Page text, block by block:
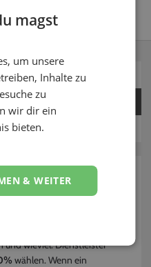
und wieviel. Dienstleister
wählen. Wenn ein
magst
um unsere
Inhalte zu
zu
wir dir ein
bieten.
& WEITER